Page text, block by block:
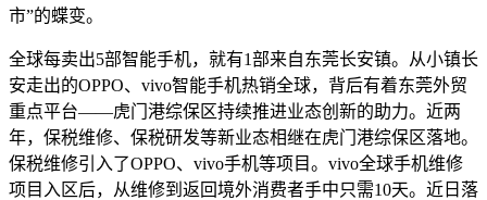
市”的蝶变。
全球每卖出5部智能手机，就有1部来自东莞长安镇。从小镇长
安走出的OPPO、vivo智能手机热销全球，背后有着东莞外贸
重点平台——虎门港综保区持续推进业态创新的助力。近两
年，保税维修、保税研发等新业态相继在虎门港综保区落地。
保税维修引入了OPPO、vivo手机等项目。vivo全球手机维修
项目入区后，从维修到返回境外消费者手中只需10天。近日落